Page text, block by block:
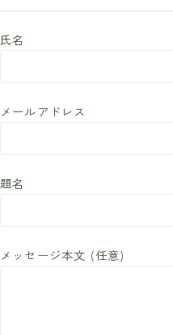
氏名
メールアドレス
題名
メッセージ本文 (任意)